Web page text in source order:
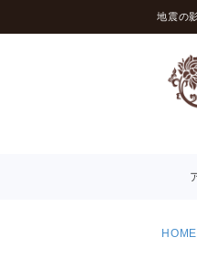
地震の
HOME